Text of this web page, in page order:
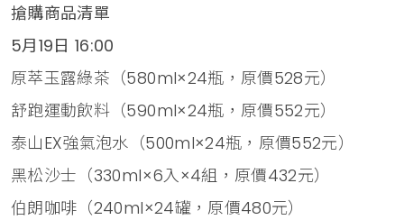
搶購商品清單
5月19日 16:00
原萃玉露綠茶（580ml×24瓶，原價528元）
舒跑運動飲料（590ml×24瓶，原價552元）
泰山EX強氣泡水（500ml×24瓶，原價552元）
黑松沙士（330ml×6入×4組，原價432元）
伯朗咖啡（240ml×24罐，原價480元）